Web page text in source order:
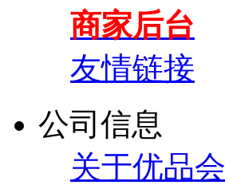
商家后台
友情链接
公司信息
关于优品会